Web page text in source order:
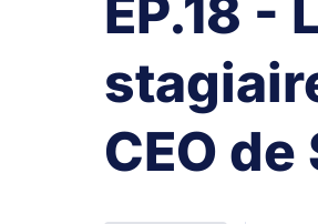
EP.18
CEO